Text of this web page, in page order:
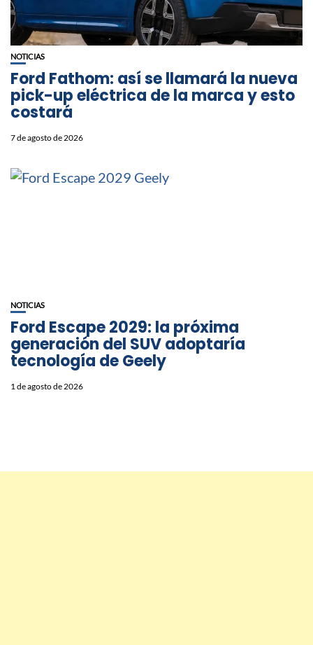
NOTICIAS
Ford Fathom: así se llamará la nueva
pick-up eléctrica de la marca y esto
costará
7 de agosto de 2026
NOTICIAS
Ford Escape 2029: la próxima
generación del SUV adoptaría
tecnología de Geely
1 de agosto de 2026